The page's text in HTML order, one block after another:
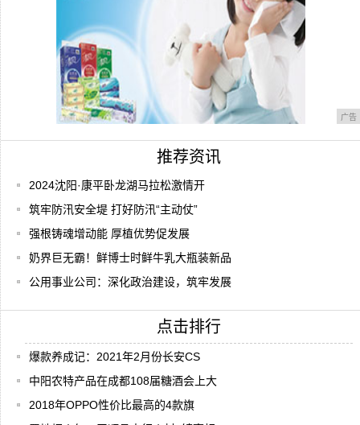
广告
推荐资讯
2024沈阳·康平卧龙湖马拉松激情开
筑牢防汛安全堤 打好防汛“主动仗”
强根铸魂增动能 厚植优势促发展
奶界巨无霸！鲜博士时鲜牛乳大瓶装新品
公用事业公司：深化政治建设，筑牢发展
点击排行
爆款养成记：2021年2月份长安CS
中阳农特产品在成都108届糖酒会上大
2018年OPPO性价比最高的4款旗